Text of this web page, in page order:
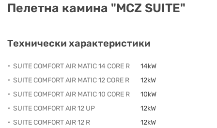
Пелетна камина "MCZ SUITE"
Технически характеристики
SUITE COMFORT AIR MATIC 14 CORE R
14kW
SUITE COMFORT AIR MATIC 12 CORE R
12kW
SUITE COMFORT AIR MATIC 10 CORE R
10kW
SUITE COMFORT AIR 12 UP
12kW
SUITE COMFORT AIR 12 R
12kW